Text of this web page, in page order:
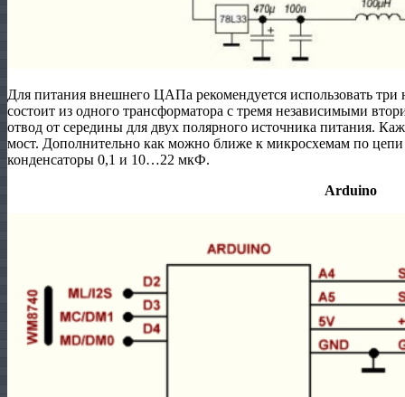
Для питания внешнего ЦАПа рекомендуется использовать
состоит из одного трансформатора с тремя независимыми
отвод от середины для двух полярного источника питания.
мост. Дополнительно как можно ближе к микросхемам по
конденсаторы 0,1 и 10…22 мкФ.
Arduino